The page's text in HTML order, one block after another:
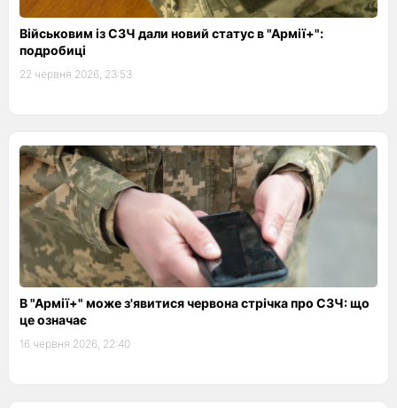
Військовим із СЗЧ дали новий статус в "Армії+":
подробиці
22 червня 2026, 23:53
В "Армії+" може з'явитися червона стрічка про СЗЧ: що
це означає
16 червня 2026, 22:40